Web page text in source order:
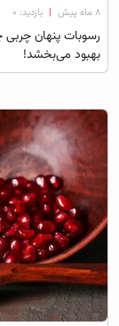
۸ ماه پیش | بازدید: 0
رسوبات پنهان چربی
بهبود می‌بخشد!